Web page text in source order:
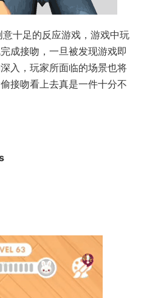
十足的反应游戏，游戏中玩
成接吻，一旦被发现游戏即
入，玩家所面临的场景也将
接吻看上去真是一件十分不